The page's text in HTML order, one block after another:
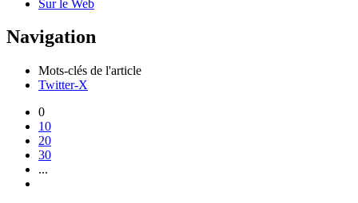
Sur le Web
Navigation
Mots-clés de l'article
Twitter-X
0
10
20
30
...